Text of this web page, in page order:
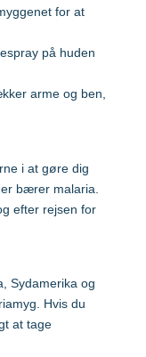
for at
på huden
arme og ben,
i at gøre dig
bærer malaria.
efter rejsen for
Sydamerika og
Hvis du
at tage